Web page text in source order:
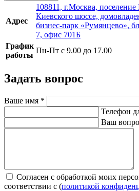
Адрес
108811, г.Москва,
Киевского шоссе,
бизнес-парк «Румянцево»,
7, офис 701Б
График
работы
Пн-Пт с 9.00 до 17.00
Задать вопрос
Ваше имя *
Телефон
Ваш
Согласен с обработкой моих
соответствии с (политикой